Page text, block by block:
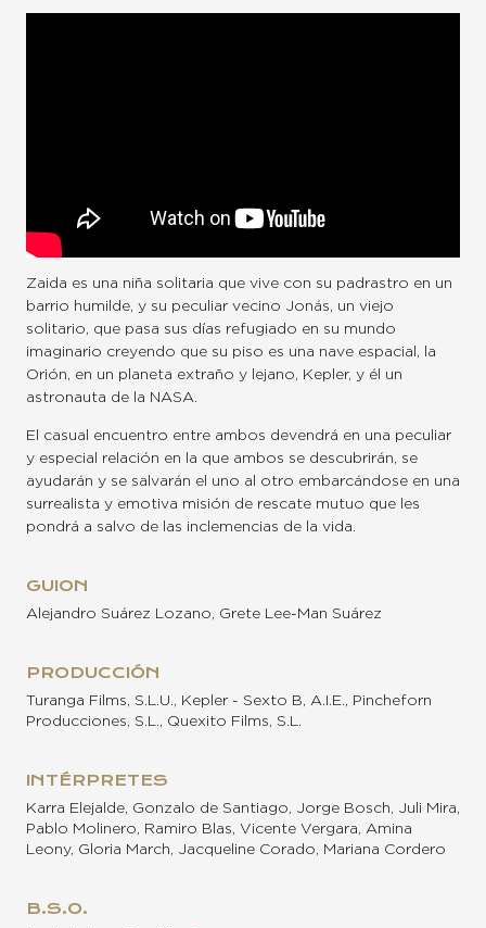
Zaida es una niña solitaria que vive con su padrastro en un
barrio humilde, y su peculiar vecino Jonás, un viejo
solitario, que pasa sus días refugiado en su mundo
imaginario creyendo que su piso es una nave espacial, la
Orión, en un planeta extraño y lejano, Kepler, y él un
astronauta de la NASA.
El casual encuentro entre ambos devendrá en una peculiar
y especial relación en la que ambos se descubrirán, se
ayudarán y se salvarán el uno al otro embarcándose en una
surrealista y emotiva misión de rescate mutuo que les
pondrá a salvo de las inclemencias de la vida.
GUION
Alejandro Suárez Lozano, Grete Lee-Man Suárez
PRODUCCIÓN
Turanga Films, S.L.U., Kepler - Sexto B, A.I.E., Pincheforn
Producciones, S.L., Quexito Films, S.L.
INTÉRPRETES
Karra Elejalde, Gonzalo de Santiago, Jorge Bosch, Juli Mira,
Pablo Molinero, Ramiro Blas, Vicente Vergara, Amina
Leony, Gloria March, Jacqueline Corado, Mariana Cordero
B.S.O.